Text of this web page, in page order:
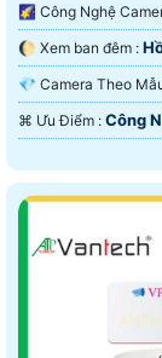
🌔 Xem ban đêm :
💎 Camera Theo
️⌘ Ưu Điểm : Công